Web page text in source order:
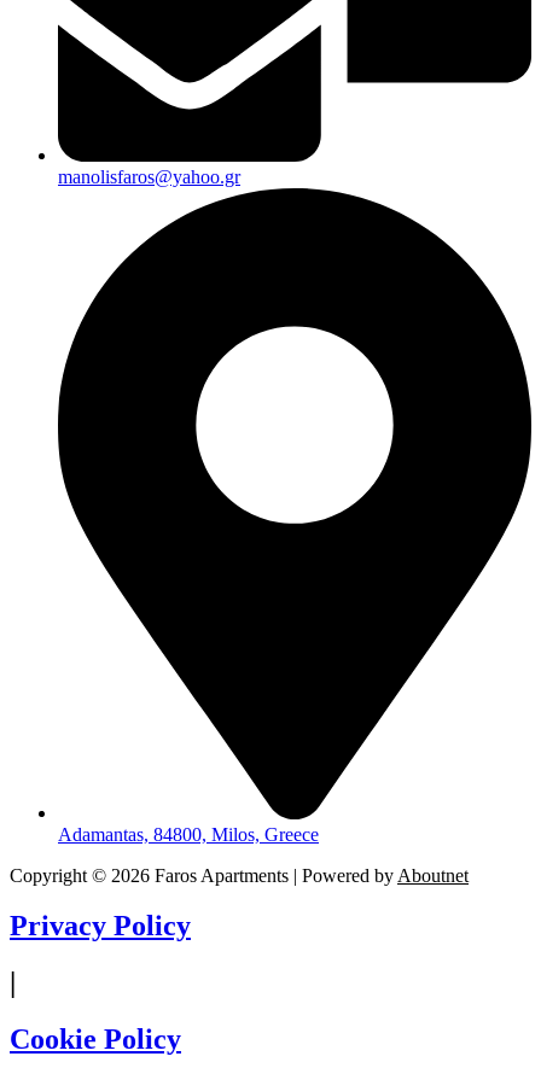
manolisfaros@yahoo.gr
Adamantas, 84800, Milos, Greece
Copyright © 2026 Faros Apartments | Powered by Aboutnet
Privacy Policy
Cookie Policy